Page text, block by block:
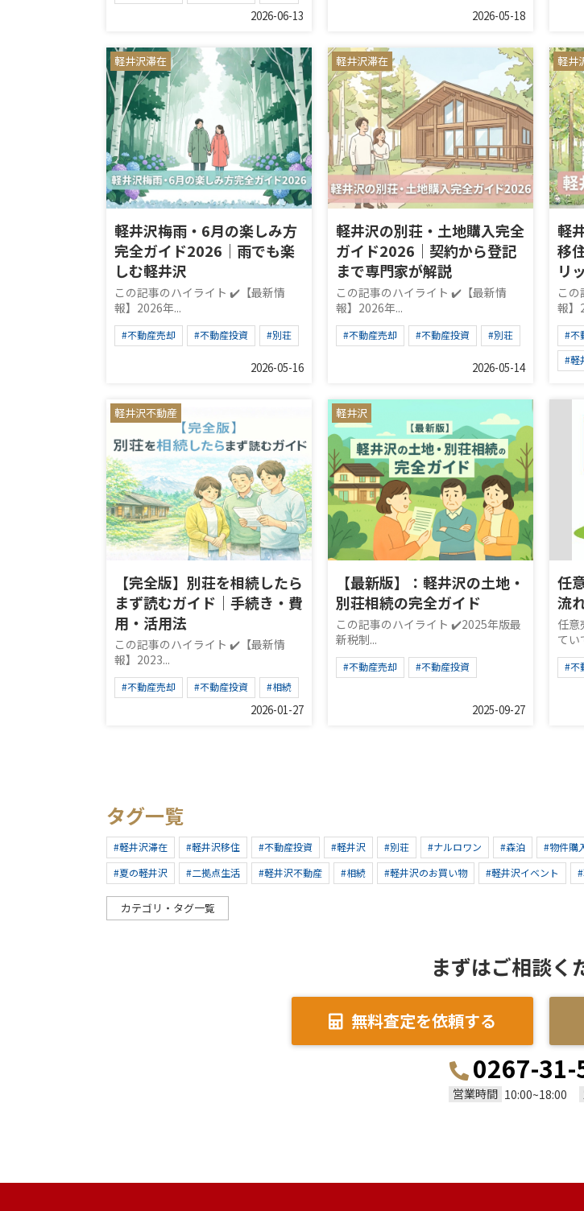
2026-06-13 2026-05-18
軽井沢滞在
軽井沢梅雨・6月の楽しみ方
完全ガイド2026｜雨でも楽
しむ軽井沢
この記事のハイライト ✔️【最新情
報】2026年...
#不動産売却 #不動産投資 #別荘
2026-05-16
軽井沢滞在
軽井沢の別荘・土地購入完全
ガイド2026｜契約から登記
まで専門家が解説
この記事のハイライト ✔️【最新情
報】2026年...
#不動産売却 #不動産投資 #別荘
2026-05-14
軽井
軽
移
リ
こ
報】
#不
#軽
軽井沢不動産
【完全版】別荘を相続したら
まず読むガイド｜手続き・費
用・活用法
この記事のハイライト ✔️【最新情
報】2023...
#不動産売却 #不動産投資 #相続
2026-01-27
軽井沢
【最新版】：軽井沢の土地・
別荘相続の完全ガイド
この記事のハイライト ✔️2025年版最
新税制...
#不動産売却 #不動産投資
2025-09-27
任
流
任意
てい
#不
タグ一覧
#軽井沢滞在 #軽井沢移住 #不動産投資 #軽井沢 #別荘 #ナルロワン #森泊 #物件購
#夏の軽井沢
#二拠点生活 #軽井沢不動産 #相続 #軽井沢のお買い物 #軽井沢イベント
カテゴリ・タグ一覧
まずはご相談く
無料査定を依頼する
0267-31-
営業時間 10:00~18:00